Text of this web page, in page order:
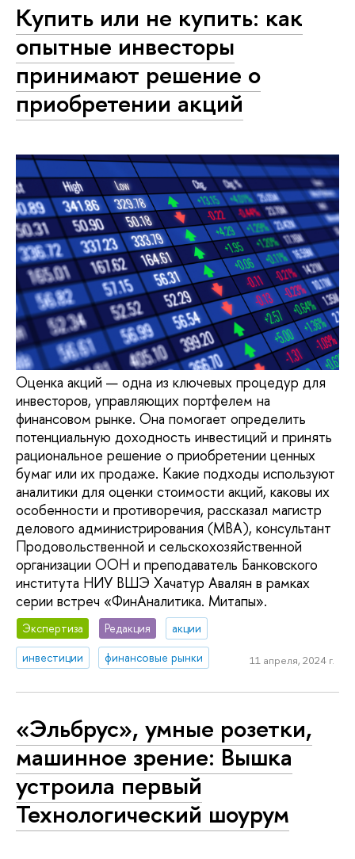
Купить или не купить: как
опытные инвесторы
принимают решение о
приобретении акций
Оценка акций — одна из ключевых процедур для
инвесторов, управляющих портфелем на
финансовом рынке. Она помогает определить
потенциальную доходность инвестиций и принять
рациональное решение о приобретении ценных
бумаг или их продаже. Какие подходы используют
аналитики для оценки стоимости акций, каковы их
особенности и противоречия, рассказал магистр
делового администрирования (MBA), консультант
Продовольственной и сельскохозяйственной
организации ООН и преподаватель Банковского
института НИУ ВШЭ Хачатур Авалян в рамках
серии встреч «ФинАналитика. Митапы».
Экспертиза Редакция
акции
инвестиции
финансовые рынки 11 апреля, 2024 г.
«Эльбрус», умные розетки,
машинное зрение: Вышка
устроила первый
Технологический шоурум